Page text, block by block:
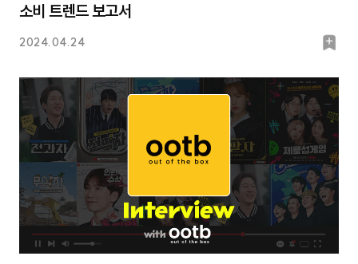
소비 트렌드 보고서
2024.04.24
북
크